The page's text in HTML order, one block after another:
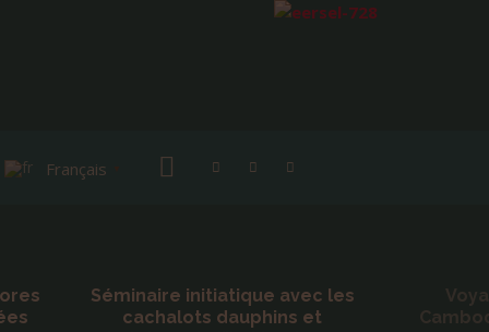
Français
Séminaire initiatique avec les
cachalots dauphins et